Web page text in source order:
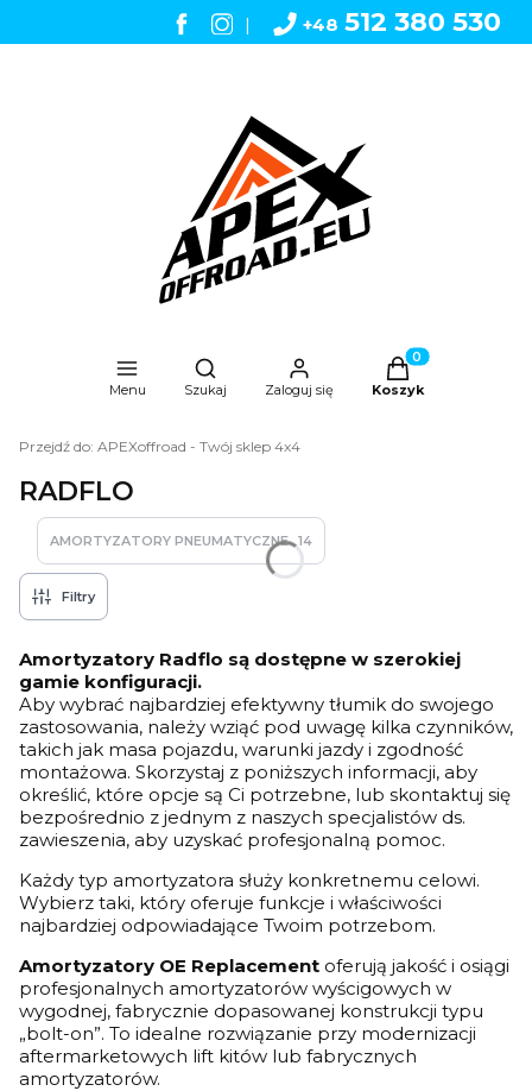
| +48 512 380 530
Menu
Otwórz wyszukiwarkę
Szukaj Zaloguj się
Produkty w
Koszyk
Przejdź do: APEXoffroad - Twój sklep 4x4
RADFLO
AMORTYZATORY PNEUMATYCZNE 14
Filtry
Amortyzatory Radflo są dostępne w szerokiej
gamie konfiguracji.
Aby wybrać najbardziej efektywny tłumik do swojego
zastosowania, należy wziąć pod uwagę kilka czynników,
takich jak masa pojazdu, warunki jazdy i zgodność
montażowa. Skorzystaj z poniższych informacji, aby
określić, które opcje są Ci potrzebne, lub skontaktuj się
bezpośrednio z jednym z naszych specjalistów ds.
zawieszenia, aby uzyskać profesjonalną pomoc.
Każdy typ amortyzatora służy konkretnemu celowi.
Wybierz taki, który oferuje funkcje i właściwości
najbardziej odpowiadające Twoim potrzebom.
Amortyzatory OE Replacement oferują jakość i osiągi
profesjonalnych amortyzatorów wyścigowych w
wygodnej, fabrycznie dopasowanej konstrukcji typu
„bolt-on”. To idealne rozwiązanie przy modernizacji
aftermarketowych lift kitów lub fabrycznych
amortyzatorów.